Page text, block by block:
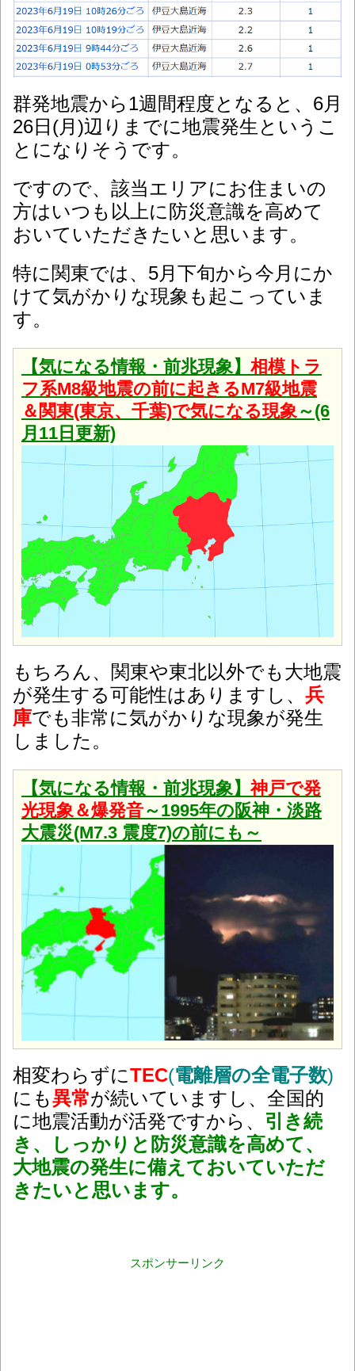
群発地震から1週間程度となると、6月
26日(月 )辺りまでに地震発生というこ
とになりそうです。
ですので、該当エリアにお住まいの
方はいつも以上に防災意識を高めて
おいていただきたいと思います。
特に関東では、5月下旬から今月にか
けて気がかりな現象も起こっていま
す。
【気になる情報・前兆現象】 相模トラ
フ系M8級地震の前に起きるM7級地震
＆関東(東京、千葉)で気になる現象～(6
月11日更新)
もちろん、関東や東北以外でも大地震
が発生する可能性はありますし、 兵
庫でも非常に気がかりな現象が発生
しました。
【気になる情報・前兆現象】神戸で発
光現象＆爆発音～1995年の阪神・淡路
大震災(M7.3 震度7)の前にも～
相変わらずにTEC(電離層の全電子数)
にも異常が続いていますし、全国的
に地震活動が活発ですから、 引き続
き、しっかりと防災意識を高めて、
大地震の発生に備えておいていただ
きたいと思います。
スポンサーリンク